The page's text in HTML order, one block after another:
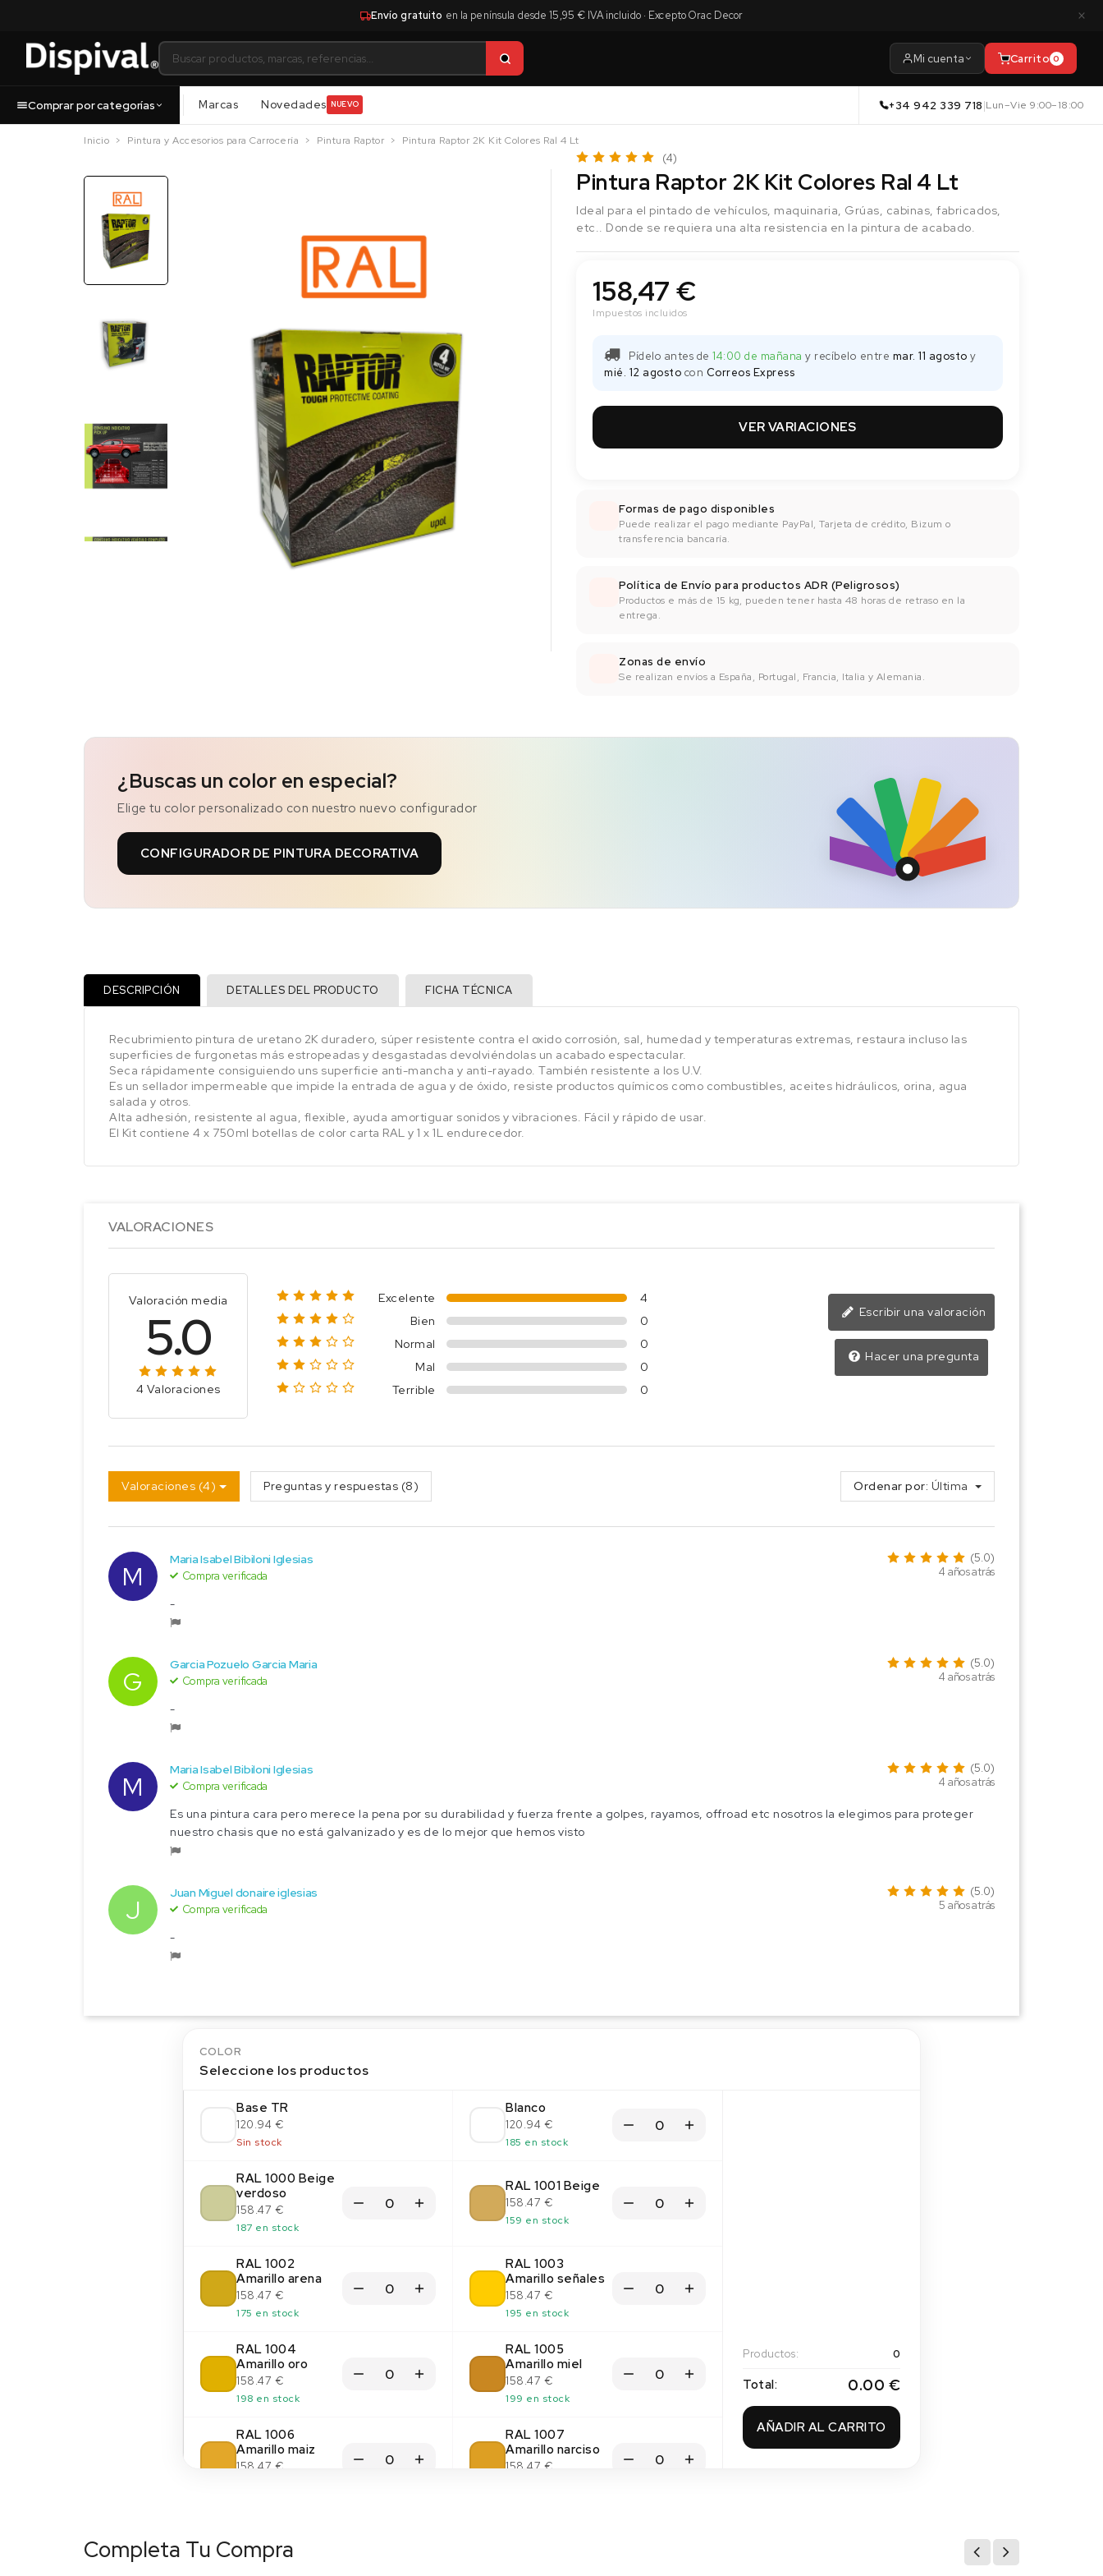
Envío gratuito en la península desde 15,95 € IVA incluido · Excepto Orac Decor ×
Mi cuenta Carrito 0
Comprar por categorías Marcas Novedades NUEVO +34 942 339 718|Lun–Vie 9:00–18:00
Inicio Pintura y Accesorios para Carrocería Pintura Raptor Pintura Raptor 2K Kit Colores Ral 4 Lt
(4)
Pintura Raptor 2K Kit Colores Ral 4 Lt
Ideal para el pintado de vehículos, maquinaria, Grúas, cabinas, fabricados,
etc.. Donde se requiera una alta resistencia en la pintura de acabado.
158,47 €
Impuestos incluidos
Pídelo antes de 14:00 de mañana y recíbelo entre mar. 11 agosto y
mié. 12 agosto con Correos Express
VER VARIACIONES
Formas de pago disponibles
Puede realizar el pago mediante PayPal, Tarjeta de crédito, Bizum o
transferencia bancaría.
Política de Envío para productos ADR (Peligrosos)
Productos e más de 15 kg, pueden tener hasta 48 horas de retraso en la
entrega.
Zonas de envío
Se realizan envíos a España, Portugal, Francia, Italia y Alemania.
¿Buscas un color en especial?
Elige tu color personalizado con nuestro nuevo configurador
CONFIGURADOR DE PINTURA DECORATIVA
DESCRIPCIÓN DETALLES DEL PRODUCTO FICHA TÉCNICA
Recubrimiento pintura de uretano 2K duradero, súper resistente contra el oxido corrosión, sal, humedad y temperaturas extremas, restaura incluso las
superficies de furgonetas más estropeadas y desgastadas devolviéndolas un acabado espectacular.
Seca rápidamente consiguiendo uns superficie anti-mancha y anti-rayado. También resistente a los U.V.
Es un sellador impermeable que impide la entrada de agua y de óxido, resiste productos químicos como combustibles, aceites hidráulicos, orina, agua
salada y otros.
Alta adhesión, resistente al agua, flexible, ayuda amortiguar sonidos y vibraciones. Fácil y rápido de usar.
El Kit contiene 4 x 750ml botellas de color carta RAL y 1 x 1L endurecedor.
VALORACIONES
Valoración media
5.0
4 Valoraciones
Excelente
4
Bien
0
Normal
0
Mal
0
Terrible
0
Escribir una valoración
Hacer una pregunta
Valoraciones (4) Preguntas y respuestas (8) Ordenar por: Última
M
Maria Isabel Bibiloni Iglesias
Compra verificada
(5.0)
4 años atrás
-
G
Garcia Pozuelo Garcia Maria
Compra verificada
(5.0)
4 años atrás
-
M
Maria Isabel Bibiloni Iglesias
Compra verificada
(5.0)
4 años atrás
Es una pintura cara pero merece la pena por su durabilidad y fuerza frente a golpes, rayamos, offroad etc nosotros la elegimos para proteger
nuestro chasis que no está galvanizado y es de lo mejor que hemos visto
J
Juan Miguel donaire iglesias
Compra verificada
(5.0)
5 años atrás
-
COLOR
Seleccione los productos
Base TR
120.94 €
Sin stock
Blanco
120.94 €
185 en stock
RAL 1000 Beige
verdoso
158.47 €
187 en stock
RAL 1001 Beige
158.47 €
159 en stock
RAL 1002
Amarillo arena
158.47 €
175 en stock
RAL 1003
Amarillo señales
158.47 €
195 en stock
RAL 1004
Amarillo oro
158.47 €
198 en stock
RAL 1005
Amarillo miel
158.47 €
199 en stock
RAL 1006
Amarillo maiz
158.47 €
RAL 1007
Amarillo narciso
158.47 €
158.47 €
Productos: 0
Total: 0.00 €
AÑADIR AL CARRITO
Completa Tu Compra